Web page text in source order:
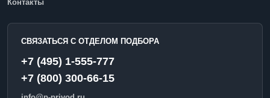
Контакты
СВЯЗАТЬСЯ С ОТДЕЛОМ ПОДБОРА
+7 (495) 1-555-777
+7 (800) 300-66-15